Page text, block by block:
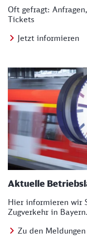
Oft gefragt:
Tickets
Jetzt informieren
Aktuelle
Hier informieren wir
Zugverkehr in Bayern.
Zu den Meldungen